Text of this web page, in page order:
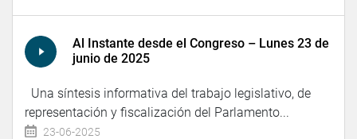
Al Instante desde el Congreso – Lunes 23 de
junio de 2025
Una síntesis informativa del trabajo legislativo, de
representación y fiscalización del Parlamento...
23-06-2025